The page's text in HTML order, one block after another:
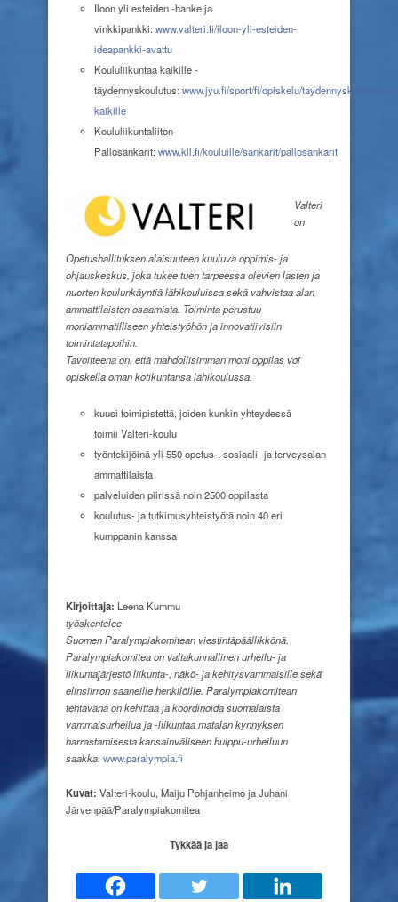
Iloon yli esteiden -hanke ja
vinkkipankki: www.valteri.fi/iloon-yli-esteiden-
ideapankki-avattu
Koululiikuntaa kaikille -
täydennyskoulutus: www.jyu.fi/sport/fi/opiskelu/taydennyskoulutus/
kaikille
Koululiikuntaliiton
Pallosankarit: www.kll.fi/kouluille/sankarit/pallosankarit
Valteri
on
Opetushallituksen alaisuuteen kuuluva oppimis- ja
ohjauskeskus, joka tukee tuen tarpeessa olevien lasten ja
nuorten koulunkäyntiä lähikouluissa sekä vahvistaa alan
ammattilaisten osaamista. Toiminta perustuu
moniammatilliseen yhteistyöhön ja innovatiivisiin
toimintatapoihin.
Tavoitteena on, että mahdollisimman moni oppilas voi
opiskella oman kotikuntansa lähikoulussa.
kuusi toimipistettä, joiden kunkin yhteydessä
toimii Valteri-koulu
työntekijöinä yli 550 opetus-, sosiaali- ja terveysalan
ammattilaista
palveluiden piirissä noin 2500 oppilasta
koulutus- ja tutkimusyhteistyötä noin 40 eri
kumppanin kanssa
Kirjoittaja: Leena Kummu
työskentelee
SuomenParalympiakomiteanviestintäpäällikkönä.
Paralympiakomitea on valtakunnallinen urheilu- ja
liikuntajärjestö liikunta-, näkö- ja kehitysvammaisille sekä
elinsiirron saaneille henkilöille. Paralympiakomitean
tehtävänä on kehittää ja koordinoida suomalaista
vammaisurheilua ja -liikuntaa matalan kynnyksen
harrastamisesta kansainväliseen huippu-urheiluun
saakka. www.paralympia.fi
Kuvat: Valteri-koulu, Maiju Pohjanheimo ja Juhani
Järvenpää/Paralympiakomitea
Tykkää ja jaa